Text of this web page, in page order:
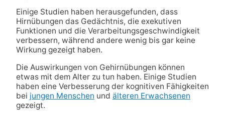
Einige Studien haben herausgefunden, dass
Hirnübungen das Gedächtnis, die exekutiven
Funktionen und die Verarbeitungsgeschwindigkeit
verbessern, während andere wenig bis gar keine
Wirkung gezeigt haben.
Die Auswirkungen von Gehirnübungen können
etwas mit dem Alter zu tun haben. Einige Studien
haben eine Verbesserung der kognitiven Fähigkeiten
bei jungen Menschen und älteren Erwachsenen
gezeigt.